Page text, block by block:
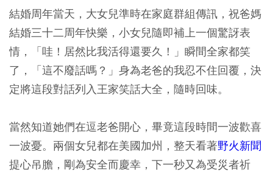
結婚周年當天，大女兒準時在家庭群組傳訊，祝爸媽
結婚三十二周年快樂，小女兒隨即補上一個驚訝表
情，「哇！居然比我活得還要久！」瞬間全家都笑
了，「這不廢話嗎？」身為老爸的我忍不住回覆，決
定將這段對話列入王家笑話大全，隨時回味。
當然知道她們在逗老爸開心，畢竟這段時間一波歡喜
一波憂。兩個女兒都在美國加州，整天看著野火新聞
提心吊膽，剛為安全而慶幸，下一秒又為受災者祈